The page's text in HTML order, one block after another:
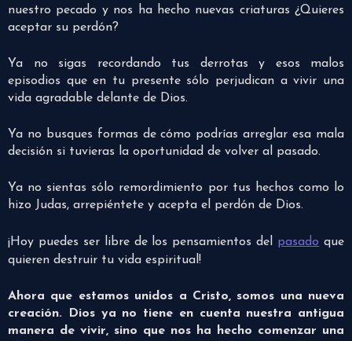
nuestro pecado y nos ha hecho nuevas criaturas ¿Quieres
aceptar su perdón?
Ya no sigas recordando tus derrotas y esos malos
episodios que en tu presente sólo perjudican a vivir una
vida agradable delante de Dios.
Ya no busques formas de cómo podrías arreglar esa mala
decisión si tuvieras la oportunidad de volver al pasado.
Ya no sientas sólo remordimiento por tus hechos como lo
hizo Judas, arrepiéntete y acepta el perdón de Dios.
¡Hoy puedes ser libre de los pensamientos del pasado que
quieren destruir tu vida espiritual!
Ahora que estamos unidos a Cristo, somos una nueva
creación. Dios ya no tiene en cuenta nuestra antigua
manera de vivir, sino que nos ha hecho comenzar una